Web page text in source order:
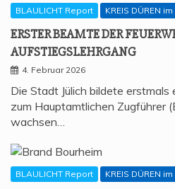
BLAULICHT Report KREIS DÜREN
ERS­TER BEAM­TE DER
AUFSTIEGSLEHRGANG
4. Februar 2026
Die Stadt Jülich bildete
zum Hauptamtlichen Zugführer
wachsen…
BLAULICHT Report KREIS DÜREN